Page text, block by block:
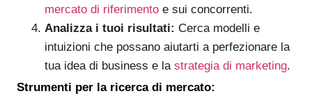
mercato di riferimento e sui concorrenti.
Analizza i tuoi risultati: Cerca modelli e
intuizioni che possano aiutarti a perfezionare la
tua idea di business e la strategia di marketing.
Strumenti per la ricerca di mercato: